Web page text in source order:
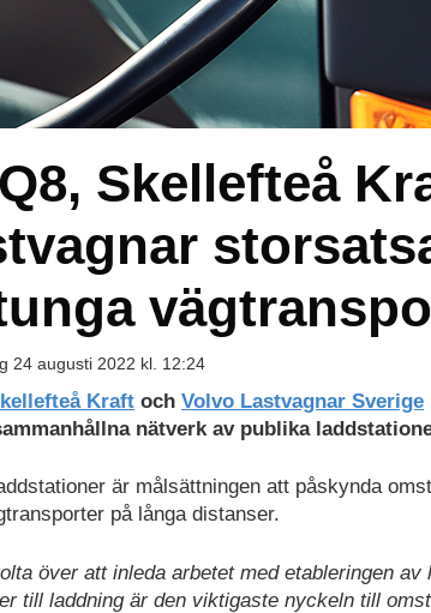
Skellefteå
24 augusti 2022 kl. 12:24
Kraft och Volvo Lastvagnar Sverige
nätverk av publika
är målsättningen att påskynda
på långa distanser.
över att inleda arbetet med etableringen
till laddning är den viktigaste nyckeln till